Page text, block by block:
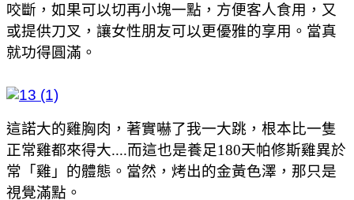
咬斷，如果可以切再小塊一點，方便客人食用，又
或提供刀叉，讓女性朋友可以更優雅的享用。當真
就功得圓滿。
這諾大的雞胸肉，著實嚇了我一大跳，根本比一隻
正常雞都來得大....而這也是養足180天帕修斯雞異於
常「雞」的體態。當然，烤出的金黃色澤，那只是
視覺滿點。